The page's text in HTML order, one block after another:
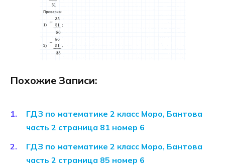
Похожие Записи:
ГДЗ по математике 2 класс Моро, Бантова
часть 2 страница 81 номер 6
ГДЗ по математике 2 класс Моро, Бантова
часть 2 страница 85 номер 6